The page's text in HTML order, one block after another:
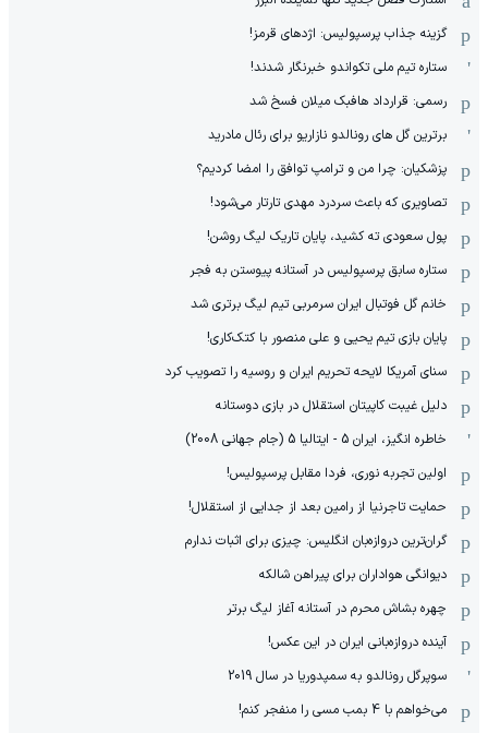
گزینه جذاب پرسپولیس: اژدهای قرمز!
ستاره تیم ملی تکواندو خبرنگار شدند!
رسمی: قرارداد هافبک میلان فسخ شد
برترین گل های رونالدو نازاریو برای رئال مادرید
پزشکیان: چرا من و ترامپ توافق را امضا کردیم؟
تصاویری که باعث سردرد مهدی تارتار می‌شود!
پول سعودی ته کشید، پایان تاریک لیگ روشن!
ستاره سابق پرسپولیس در آستانه پیوستن به فجر
خانم گل فوتبال ایران سرمربی تیم لیگ برتری شد
پایان بازی تیم یحیی و علی منصور با کتک‌کاری!
سنای آمریکا لایحه تحریم ایران و روسیه را تصویب کرد
دلیل غیبت کاپیتان استقلال در بازی دوستانه
خاطره انگیز، ایران 5 - ایتالیا 5 (جام جهانی 2008)
اولین تجربه نوری، فردا مقابل پرسپولیس!
حمایت تاجرنیا از رامین بعد از جدایی از استقلال!
گران‌ترین دروازه‌بان انگلیس: چیزی برای اثبات ندارم
دیوانگی هواداران برای پیراهن شالکه
چهره بشاش محرم در آستانه آغاز لیگ برتر
آینده دروازه‌بانی ایران در این عکس!
سوپرگل رونالدو به سمپدوریا در سال 2019
می‌خواهم با 4 بمب مسی را منفجر کنم!